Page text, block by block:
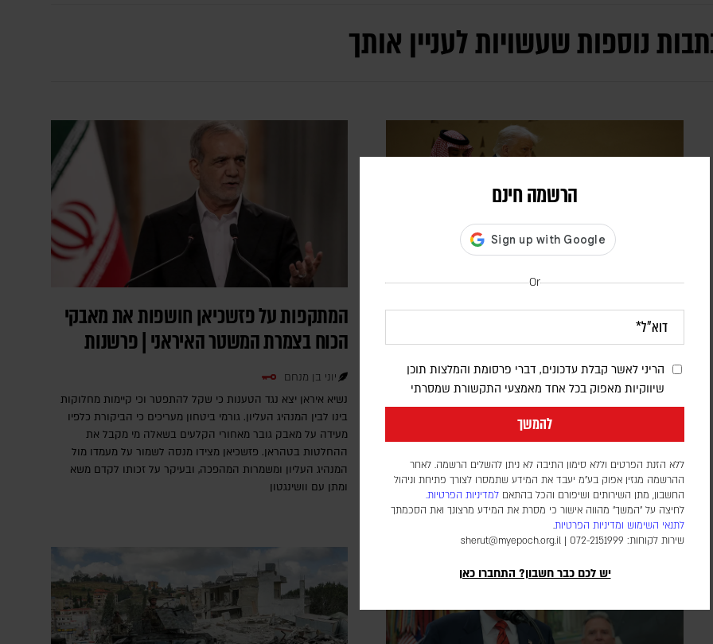
הרשמה חינם
Or
הריני לאשר קבלת עדכונים, דברי פרסומת והמלצות תוכן
שיווקיות מאפוק בכל אחד מאמצעי התקשורת שמסרתי
להמשך
ללא הזנת הפרטים וללא סימון התיבה לא ניתן להשלים הרשמה. לאחר
ההרשמה מגזין אפוק בע״מ יעבד את המידע שתמסרו לצורך פתיחת וניהול
החשבון, מתן השירותים ושיפורם והכל בהתאם למדיניות הפרטיות.
לחיצה על "המשך" מהווה אישור כי מסרת את המידע מרצונך ואת הסכמתך
לתנאי השימוש ומדיניות הפרטיות.
שירות לקוחות: 072-2151999 |
sherut@myepoch.org.il
יש לכם כבר חשבון? התחברו כאן
נוספות שעשויות לעניין אותך
המאמץ הסעודי למנוע מארה"ב להרחיב את
המערכה | פרשנות
יוני בן מנחם
הנפט והאנרגיה של הממלכה למטרה מרכזית, מניע את יורש העצר
הסעודי לפעול מאחורי הקלעים למניעת הסלמה נוספת
המתקפות על פזשכיאן חושפות את מאבקי
הכוח בצמרת המשטר האיראני | פרשנות
יוני בן מנחם
נשיא איראן יצא נגד הטענות כי שקל להתפטר וכי קיימות מחלוקות
בינו לבין המנהיג העליון. גורמי ביטחון מעריכים כי הביקורת כלפיו
מעידה על מאבק גובר מאחורי הקלעים בשאלה מי מקבל את
ההחלטות בטהראן. פזשכיאן מצידו מנסה לשמור על מעמדו מול
המנהיג העליון ומשמרות המהפכה, ובעיקר על זכותו לקדם משא
ומתן עם וושינגטון